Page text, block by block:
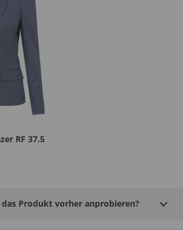
RF 37.5
das Produkt vorher anprobieren?